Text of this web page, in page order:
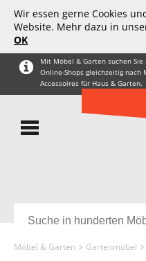
Wir essen gerne Cookies
Website. Mehr dazu in
OK
Mit Möbel & Garten suchen
Online-Shops gleichzeitig nach
Accessoires für Haus & Garten.
Möbel & Garten Gartenmöbel